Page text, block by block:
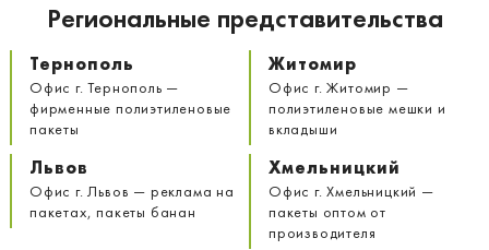
Региональные представительства
Тернополь
Офис г. Тернополь —
фирменные полиэтиленовые
пакеты
Житомир
Офис г. Житомир —
полиэтиленовые мешки и
вкладыши
Львов
Офис г. Львов — реклама на
пакетах, пакеты банан
Хмельницкий
Офис г. Хмельницкий —
пакеты оптом от
производителя